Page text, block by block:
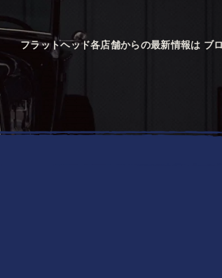
フラットヘッド各店舗からの最新情報は ブ